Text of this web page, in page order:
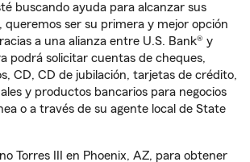
buscando ayuda para alcanzar sus
queremos ser su primera y mejor opción
a una alianza entre U.S. Bank® y
podrá solicitar cuentas de cheques,
CD, CD de jubilación, tarjetas de crédito,
y productos bancarios para negocios
o a través de su agente local de State
Torres III en Phoenix, AZ, para obtener